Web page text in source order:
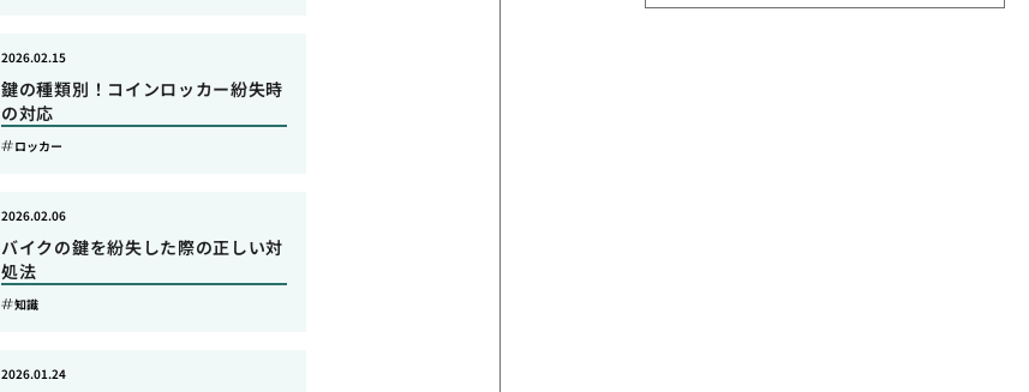
鍵の種類別！コインロッカー紛失時
の対応
2026.02.15
ロッカー
バイクの鍵を紛失した際の正しい対
処法
2026.02.06
知識
2026.01.24